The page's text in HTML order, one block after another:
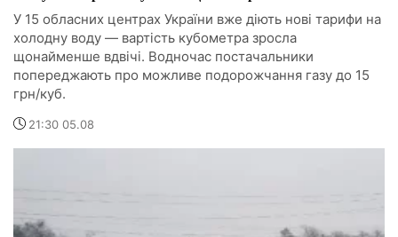
У 15 обласних центрах України вже діють нові тарифи на
холодну воду — вартість кубометра зросла
щонайменше вдвічі. Водночас постачальники
попереджають про можливе подорожчання газу до 15
грн/куб.
21:30 05.08